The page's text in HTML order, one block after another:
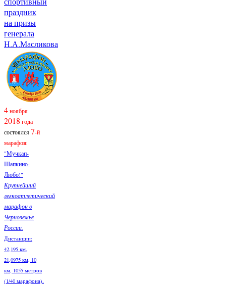
праздник
на призы
генерала
Н.А.Масликова
4ноября
2018 года
состоялся7-й
марафон
"Мучкап-
Шапкино-
Любо!"
Крупнейший
легкоатлетический
марафон в
Черноземье
России.
Дистанции:
42,195 км,
21,0975 км, 10
км, 1055 метров
(1/40 марафона).